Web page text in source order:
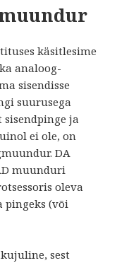
käsitlesime
analoog-
sisendisse
suurusega
ja
ei ole, on
DA
muunduri
oleva
pingeks (või
sest